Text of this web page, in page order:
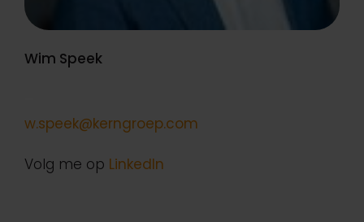
Wim Speek
w.speek@kerngroep.com
Volg me op LinkedIn